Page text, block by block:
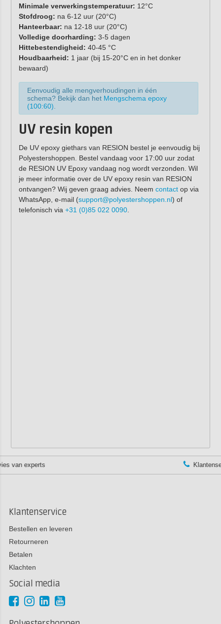
Minimale verwerkingstemperatuur: 12°C
Stofdroog: na 6-12 uur (20°C)
Hanteerbaar: na 12-18 uur (20°C)
Volledige doorharding: 3-5 dagen
Hittebestendigheid: 40-45 °C
Houdbaarheid: 1 jaar (bij 15-20°C en in het donker
bewaard)
Eenvoudig alle mengverhoudingen in één
schema? Bekijk dan het Mengschema epoxy
(100:60)
UV resin kopen
De UV epoxy giethars van RESION bestel je eenvoudig bij
Polyestershoppen. Bestel vandaag voor 17:00 uur zodat
de RESION UV Epoxy vandaag nog wordt verzonden. Wil
je meer informatie over de UV epoxy resin van RESION
ontvangen? Wij geven graag advies. Neem contactop via
WhatsApp, e-mail (support@polyestershoppen.nl) of
telefonisch via +31 (0)85 022 0090.
+3185 0220090
Klantenservice
Bestellen en leveren
Retourneren
Betalen
Klachten
Social media